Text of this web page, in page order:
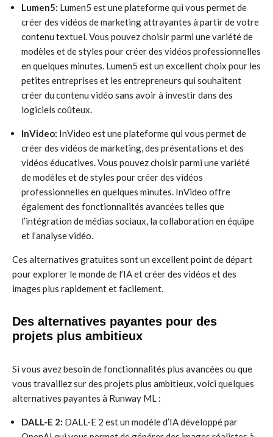
Lumen5: Lumen5 est une plateforme qui vous permet de
créer des vidéos de marketing attrayantes à partir de votre
contenu textuel. Vous pouvez choisir parmi une variété de
modèles et de styles pour créer des vidéos professionnelles
en quelques minutes. Lumen5 est un excellent choix pour les
petites entreprises et les entrepreneurs qui souhaitent
créer du contenu vidéo sans avoir à investir dans des
logiciels coûteux.
InVideo: InVideo est une plateforme qui vous permet de
créer des vidéos de marketing, des présentations et des
vidéos éducatives. Vous pouvez choisir parmi une variété
de modèles et de styles pour créer des vidéos
professionnelles en quelques minutes. InVideo offre
également des fonctionnalités avancées telles que
l’intégration de médias sociaux, la collaboration en équipe
et l’analyse vidéo.
Ces alternatives gratuites sont un excellent point de départ
pour explorer le monde de l’IA et créer des vidéos et des
images plus rapidement et facilement.
Des alternatives payantes pour des
projets plus ambitieux
Si vous avez besoin de fonctionnalités plus avancées ou que
vous travaillez sur des projets plus ambitieux, voici quelques
alternatives payantes à Runway ML :
DALL-E 2: DALL-E 2 est un modèle d’IA développé par